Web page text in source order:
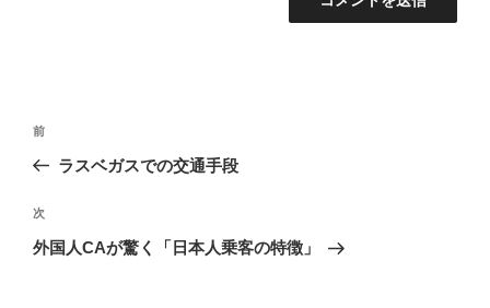
投
ナ
ビ
ゲ
前
の
稿
前
ラスベガスでの交通手段
次
の
次
外国人CAが驚く「日本人乗客の特徴」